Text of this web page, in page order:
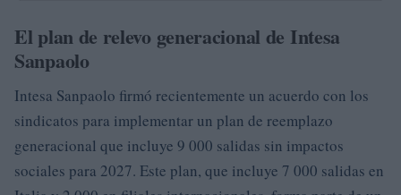
El plan de relevo generacional de Intesa
Sanpaolo
Intesa Sanpaolo firmó recientemente un acuerdo con los
sindicatos para implementar un plan de reemplazo
generacional que incluye 9 000 salidas sin impactos
sociales para 2027. Este plan, que incluye 7 000 salidas en